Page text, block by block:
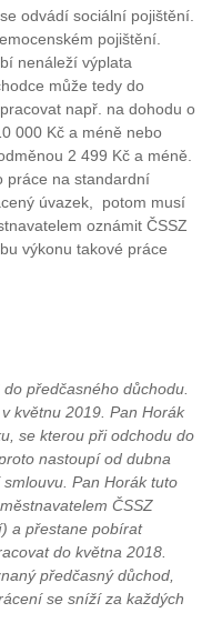
odvádí sociální pojištění.
pojištění.
nenáleží výplata
může tedy do
např. na dohodu o
000 Kč a méně nebo
2 499 Kč a méně.
práce na standardní
úvazek, potom musí
oznámit ČSSZ
výkonu takové práce
předčasného důchodu.
květnu 2019. Pan Horák
se kterou při odchodu do
nastoupí od dubna
Pan Horák tuto
ČSSZ
a přestane pobírat
do května 2018.
předčasný důchod,
se sníží za každých